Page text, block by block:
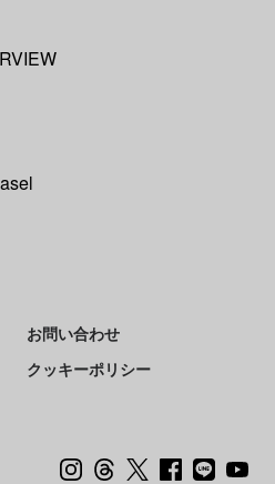
お問い合わせ
クッキーポリシー